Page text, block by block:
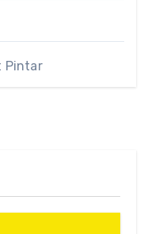
Pintar